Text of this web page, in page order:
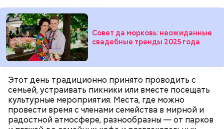
Совет да морковь: неожиданные
свадебные тренды 2025 года
Этот день традиционно принято проводить с
семьей, устраивать пикники или вместе посещать
культурные мероприятия. Места, где можно
провести время с членами семейства в мирной и
радостной атмосфере, разнообразны — от парков
В повседневной жизни Макеев редко вспоминает
участие в ликвидации чернобыльской катастрофы.
Но отмечает, что в случае возникновения подобной
чрезвычайной ситуации не раздумывая пошел бы
на ее ликвидацию.